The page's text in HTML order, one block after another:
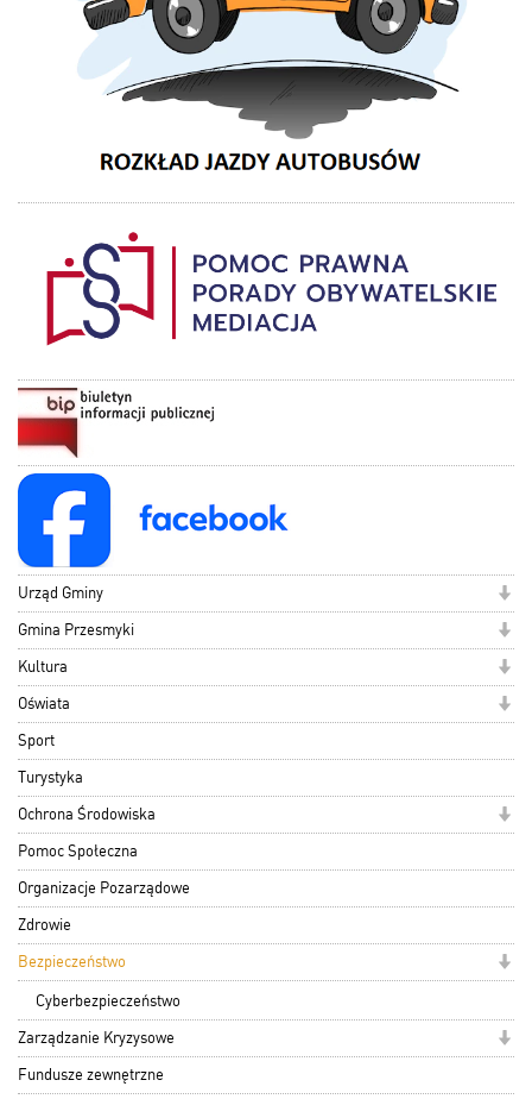
Urząd Gminy
Gmina Przesmyki
Kultura
Oświata
Sport
Turystyka
Ochrona Środowiska
Pomoc Społeczna
Organizacje Pozarządowe
Zdrowie
Bezpieczeństwo
Cyberbezpieczeństwo
Zarządzanie Kryzysowe
Fundusze zewnętrzne